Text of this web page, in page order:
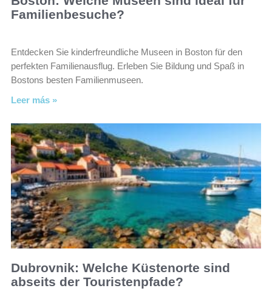
Familienbesuche?
Entdecken Sie kinderfreundliche Museen in Boston für den
perfekten Familienausflug. Erleben Sie Bildung und Spaß in
Bostons besten Familienmuseen.
Leer más »
Dubrovnik: Welche Küstenorte sind
abseits der Touristenpfade?